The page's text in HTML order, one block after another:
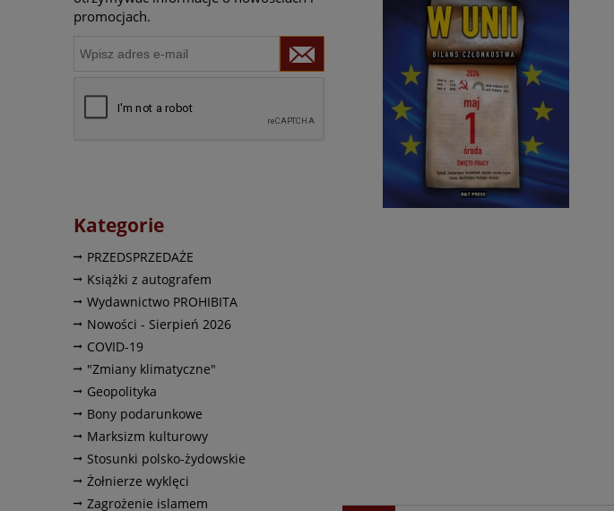
promocjach.
Kategorie
PRZEDSPRZEDAŻE
Książki z autografem
Wydawnictwo PROHIBITA
Nowości - Sierpień 2026
COVID-19
"Zmiany klimatyczne"
Geopolityka
Bony podarunkowe
Marksizm kulturowy
Stosunki polsko-żydowskie
Żołnierze wyklęci
Zagrożenie islamem